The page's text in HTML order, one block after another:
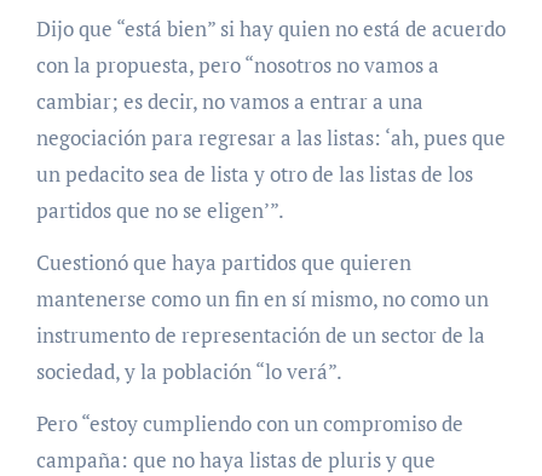
Dijo que “está bien” si hay quien no está de acuerdo
con la propuesta, pero “nosotros no vamos a
cambiar; es decir, no vamos a entrar a una
negociación para regresar a las listas: ‘ah, pues que
un pedacito sea de lista y otro de las listas de los
partidos que no se eligen’”.
Cuestionó que haya partidos que quieren
mantenerse como un fin en sí mismo, no como un
instrumento de representación de un sector de la
sociedad, y la población “lo verá”.
Pero “estoy cumpliendo con un compromiso de
campaña: que no haya listas de pluris y que